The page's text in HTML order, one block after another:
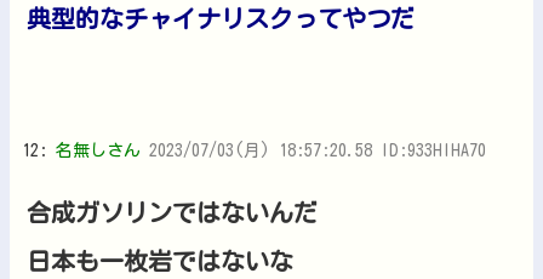
典型的なチャイナリスクってやつだ
12: 名無しさん 2023/07/03(月) 18:57:20.58 ID:933HIHA70
合成ガソリンではないんだ
日本も一枚岩ではないな